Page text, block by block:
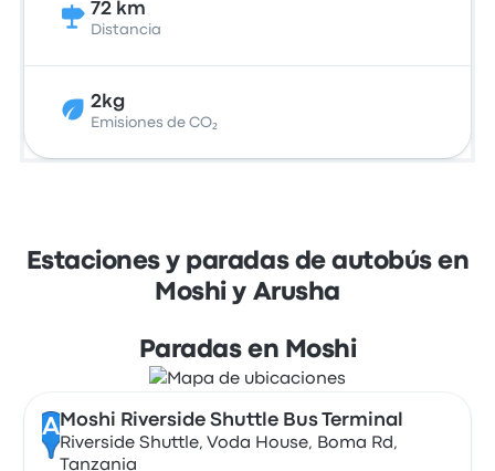
72 km
Distancia
2kg
Emisiones de CO₂
Estaciones y paradas de autobús en
Moshi y Arusha
Paradas en Moshi
A Moshi Riverside Shuttle Bus Terminal
Riverside Shuttle, Voda House, Boma Rd,
Tanzania